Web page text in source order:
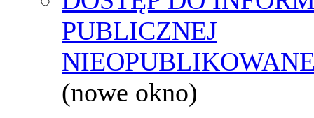
PUBLICZNEJ
(nowe okno)